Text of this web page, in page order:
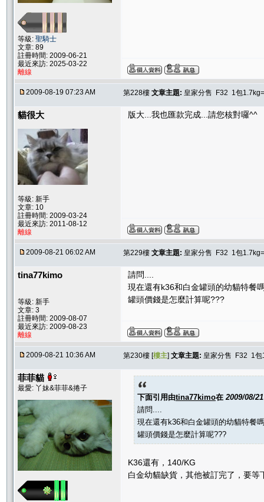
等級: 聖騎士
文章: 89
註冊時間: 2009-06-21
最近來訪: 2025-03-22
離線
2009-08-19 07:23 AM 第228樓 文章主題: 皇家分售 F32 1包
貓很大
等級: 新手
文章: 10
註冊時間: 2009-03-24
最近來訪: 2011-08-12
離線
版大...我也匯款完成...請您核對囉^^
2009-08-21 06:02 AM 第229樓 文章主題: 皇家分售 F32 1包
tina77kimo
等級: 新手
文章: 3
註冊時間: 2009-08-07
最近來訪: 2009-08-23
離線
請問....
現在還有k36和白金罐頭的幼貓特餐
罐頭價錢是怎麼計算呢???
2009-08-21 10:36 AM 第230樓 [樓主] 文章主題: 皇家分售 F32 1包
菲菲貓
最愛: 丫妹&菲菲&捲子
下面引用由tina77kimo在 2009/08/
請問....
現在還有k36和白金罐頭的幼貓特餐
罐頭價錢是怎麼計算呢???
K36還有，140/KG
白金幼貓缺貨，其他被訂完了，要等